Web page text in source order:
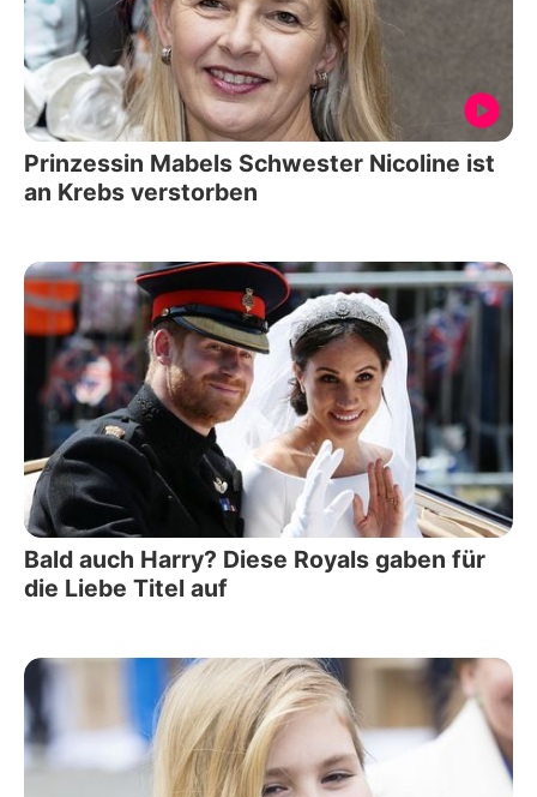
Prinzessin Mabels Schwester Nicoline ist
an Krebs verstorben
Bald auch Harry? Diese Royals gaben für
die Liebe Titel auf